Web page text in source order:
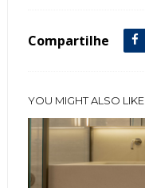
Compartilhe
YOU MIGHT ALSO LIKE